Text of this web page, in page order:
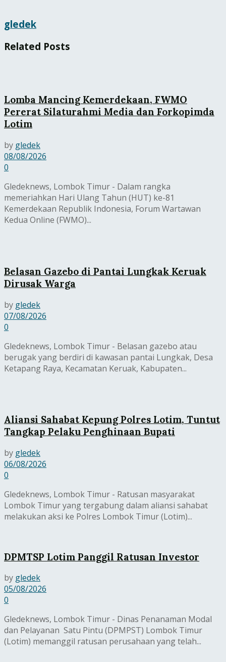
gledek
Related Posts
Lomba Mancing Kemerdekaan, FWMO
Pererat Silaturahmi Media dan Forkopimda
Lotim
by gledek
08/08/2026
0
Gledeknews, Lombok Timur - Dalam rangka
memeriahkan Hari Ulang Tahun (HUT) ke-81
Kemerdekaan Republik Indonesia, Forum Wartawan
Kedua Online (FWMO)...
Belasan Gazebo di Pantai Lungkak Keruak
Dirusak Warga
by gledek
07/08/2026
0
Gledeknews, Lombok Timur - Belasan gazebo atau
berugak yang berdiri di kawasan pantai Lungkak, Desa
Ketapang Raya, Kecamatan Keruak, Kabupaten...
Aliansi Sahabat Kepung Polres Lotim, Tuntut
Tangkap Pelaku Penghinaan Bupati
by gledek
06/08/2026
0
Gledeknews, Lombok Timur - Ratusan masyarakat
Lombok Timur yang tergabung dalam aliansi sahabat
melakukan aksi ke Polres Lombok Timur (Lotim)...
DPMTSP Lotim Panggil Ratusan Investor
by gledek
05/08/2026
0
Gledeknews, Lombok Timur - Dinas Penanaman Modal
dan Pelayanan Satu Pintu (DPMPST) Lombok Timur
(Lotim) memanggil ratusan perusahaan yang telah...